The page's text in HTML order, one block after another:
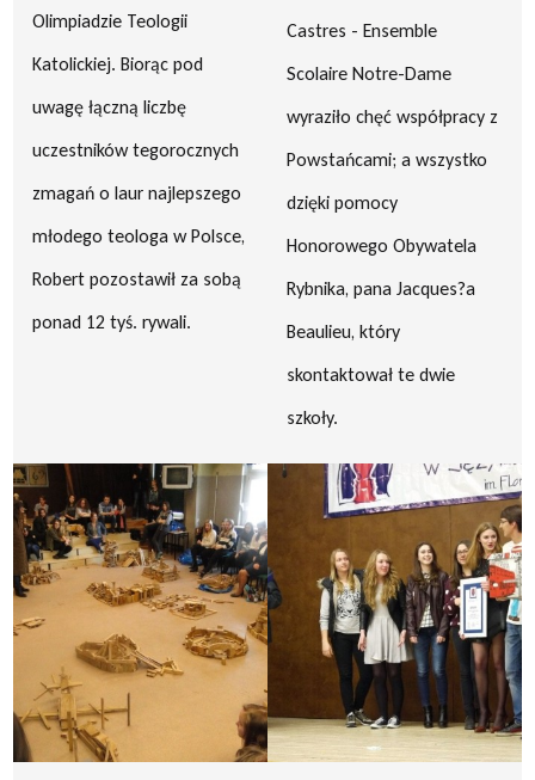
Olimpiadzie Teologii
Katolickiej. Biorąc pod
uwagę łączną liczbę
uczestników tegorocznych
zmagań o laur najlepszego
młodego teologa w Polsce,
Robert pozostawił za sobą
ponad 12 tyś. rywali.
Castres - Ensemble
Scolaire Notre-Dame
wyraziło chęć współpracy z
Powstańcami; a wszystko
dzięki pomocy
Honorowego Obywatela
Rybnika, pana Jacques?a
Beaulieu, który
skontaktował te dwie
szkoły.